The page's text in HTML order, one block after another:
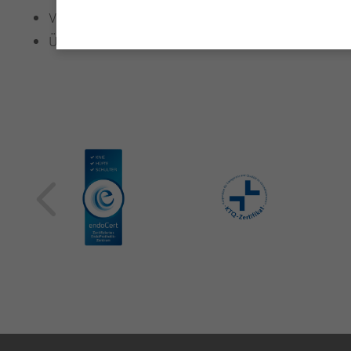
Vorbefunde und aktuelle Befunde
Überweisungsschein vom Facharzt (nur FÄ mit